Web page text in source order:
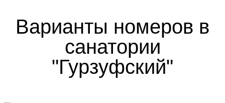
Варианты номеров в
санатории
"Гурзуфский"